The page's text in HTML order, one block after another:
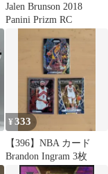
Jalen Brunson 2018
Panini Prizm RC
¥333
【396】NBA カード
Brandon Ingram 3枚